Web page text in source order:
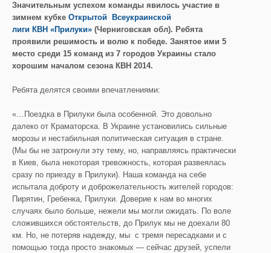
Значительным успехом команды явилось участие в
зимнем кубке Открытой Всеукраинской
лиги КВН «Прилуки» (Черниговская обл). Ребята
проявили решимость и волю к победе. Занятое ими 5
место среди 15 команд из 7 городов Украины стало
хорошим началом сезона КВН 2014.
Ребята делятся своими впечатлениями:
«…Поездка в Прилуки была особенной. Это довольно
далеко от Краматорска. В Украине установились сильные
морозы и нестабильная политическая ситуация в стране.
(Мы бы не затронули эту тему, но, направляясь практически
в Киев, была некоторая тревожность, которая развеялась
сразу по приезду в Прилуки). Наша команда на себе
испытала доброту и доброжелательность жителей городов:
Пирятин, Гребенка, Прилуки. Доверие к нам во многих
случаях было больше, нежели мы могли ожидать. По воле
сложившихся обстоятельств, до Прилук мы не доехали 80
км. Но, не потеряв надежду, мы с тремя пересадками и с
помощью тогда просто знакомых — сейчас друзей, успели